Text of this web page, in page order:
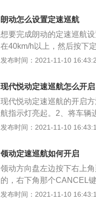
度降低；微调速度增加；
动消除功能：当车速低于
车踏板消除功能；刹车故
EM）简称为CCS，又称巡
能是：以驾驶员要求的速
驾驶员不再需要控制油门
而节省了燃油。
朗动怎么设置定速巡航
想要完成朗动的定速巡航
在40km/h以上，然后按下
完成设定即可。定速巡航
置定速航巡之后，车辆会
其优点是，可以在一定程
司机的脚。同时也可以避
的支出。
发布时间：2021-11-10
现代悦动定速巡航怎么开启
现代悦动定速巡航的开启
航指示灯亮起。2、将车辆
关，再向上推动并且释放
控制：1、踩下离合器。2
速杆变为空挡。5、车速已
定控制工作。8、手动换挡
巡航设定速度。
发布时间：2021-11-10
领动定速巡航如何开启
领动方向盘左边按下右上
的，右下角那个CANCEL
控制按钮控制。要启动巡
发布时间：2021-11-10